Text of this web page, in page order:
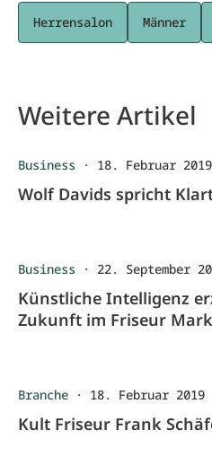
Herrensalon Männer
Weitere Artikel
Business · 18. Februar 2019
Wolf Davids spricht
Business · 22. September
Künstliche Intelligenz
Zukunft im Friseur
Branche · 18. Februar 2019
Kult Friseur Frank